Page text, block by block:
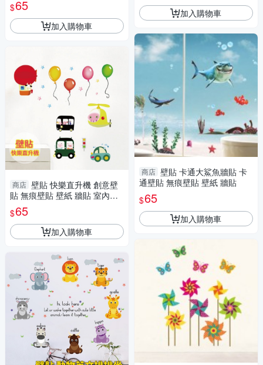
$65
加入購物車
商店 壁貼 快樂直升機 創意壁
貼 無痕壁貼 壁紙 牆貼 室內設
計 裝潢 兒童房佈置設計 Loxin
$65
加入購物車
加入購物車
商店 壁貼 卡通大鯊魚牆貼 卡
通壁貼 無痕壁貼 壁紙 牆貼
$65
加入購物車